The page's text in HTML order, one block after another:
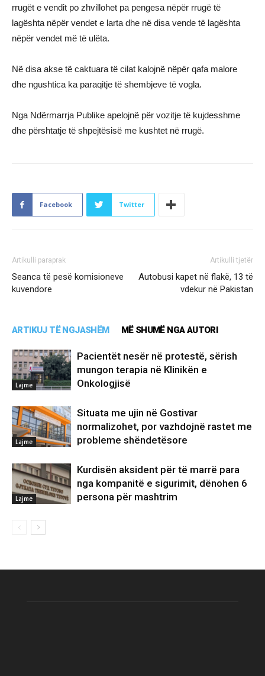
rrugët e vendit po zhvillohet pa pengesa nëpër rrugë të
lagështa nëpër vendet e larta dhe në disa vende të lagështa
nëpër vendet më të ulëta.
Në disa akse të caktuara të cilat kalojnë nëpër qafa malore
dhe ngushtica ka paraqitje të shembjeve të vogla.
Nga Ndërmarrja Publike apelojnë për vozitje të kujdesshme
dhe përshtatje të shpejtësisë me kushtet në rrugë.
Facebook Twitter
Artikulli paraprak
Seanca të pesë komisioneve
kuvendore
Artikulli tjetër
Autobusi kapet në flakë, 13 të
vdekur në Pakistan
ARTIKUJ TË NGJASHËM MË SHUMË NGA AUTORI
Lajme
Pacientët nesër në protestë, sërish
mungon terapia në Klinikën e
Onkologjisë
Lajme
Situata me ujin në Gostivar
normalizohet, por vazhdojnë rastet me
probleme shëndetësore
Lajme
Kurdisën aksident për të marrë para
nga kompanitë e sigurimit, dënohen 6
persona për mashtrim